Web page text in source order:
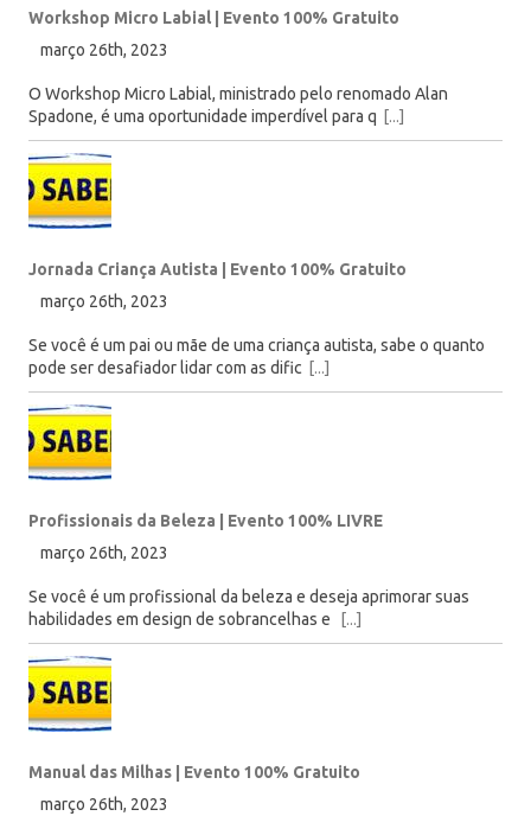
Workshop Micro Labial | Evento 100% Gratuito
março 26th, 2023
O Workshop Micro Labial, ministrado pelo renomado Alan
Spadone, é uma oportunidade imperdível para q [...]
Jornada Criança Autista | Evento 100% Gratuito
março 26th, 2023
Se você é um pai ou mãe de uma criança autista, sabe o quanto
pode ser desafiador lidar com as dific [...]
Profissionais da Beleza | Evento 100% LIVRE
março 26th, 2023
Se você é um profissional da beleza e deseja aprimorar suas
habilidades em design de sobrancelhas e
[...]
Manual das Milhas | Evento 100% Gratuito
março 26th, 2023